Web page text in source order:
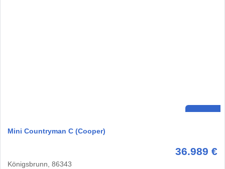
Mini Countryman C (Cooper)
36.989 €
Königsbrunn, 86343